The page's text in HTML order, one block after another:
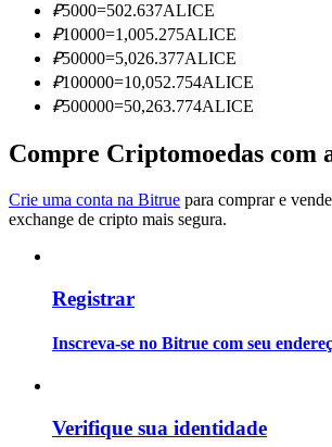
Guia
₽5000=502.637ALICE
₽10000=1,005.275ALICE
₽50000=5,026.377ALICE
₽100000=10,052.754ALICE
₽500000=50,263.774ALICE
Compre Criptomoedas com
Crie uma conta na Bitrue para comprar e
exchange de cripto mais segura.
Registrar
Inscreva-se no Bitrue com seu
Verifique sua identidade